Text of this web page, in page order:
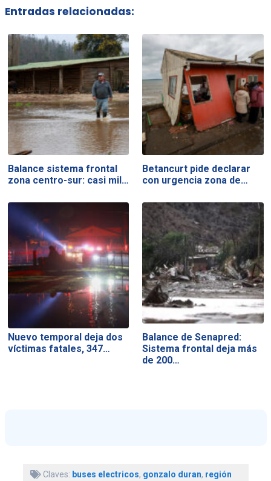
Entradas relacionadas:
Balance sistema frontal
zona centro-sur: casi mil…
Betancurt pide declarar
con urgencia zona de…
Nuevo temporal deja dos
víctimas fatales, 347…
Balance de Senapred:
Sistema frontal deja más
de 200…
Claves: buses electricos, gonzalo duran, región